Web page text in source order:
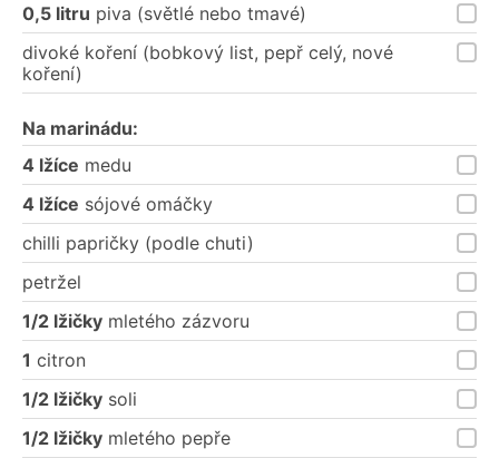
0,5 litru piva (světlé nebo tmavé)
divoké koření (bobkový list, pepř celý, nové
koření)
Na marinádu:
4 lžíce medu
4 lžíce sójové omáčky
chilli papričky (podle chuti)
petržel
1/2 lžičky mletého zázvoru
1 citron
1/2 lžičky soli
1/2 lžičky mletého pepře